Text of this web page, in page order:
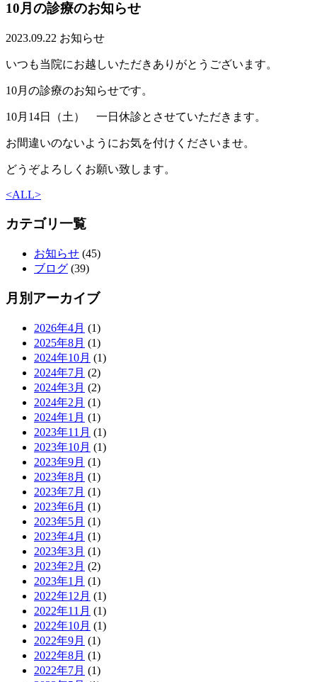
10月の診療のお知らせ
2023.09.22 お知らせ
いつも当院にお越しいただきありがとうございます。
10月の診療のお知らせです。
10月14日（土） 一日休診とさせていただきます。
お間違いのないようにお気を付けくださいませ。
どうぞよろしくお願い致します。
<ALL>
カテゴリ一覧
お知らせ (45)
ブログ (39)
月別アーカイブ
2026年4月 (1)
2025年8月 (1)
2024年10月 (1)
2024年7月 (2)
2024年3月 (2)
2024年2月 (1)
2024年1月 (1)
2023年11月 (1)
2023年10月 (1)
2023年9月 (1)
2023年8月 (1)
2023年7月 (1)
2023年6月 (1)
2023年5月 (1)
2023年4月 (1)
2023年3月 (1)
2023年2月 (2)
2023年1月 (1)
2022年12月 (1)
2022年11月 (1)
2022年10月 (1)
2022年9月 (1)
2022年8月 (1)
2022年7月 (1)